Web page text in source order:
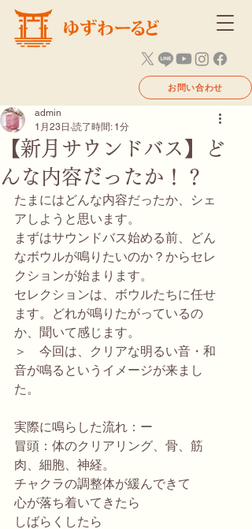
お問い合わせ
【新月サウンドバス】ど
んな内容だったか！？
admin
1月23日 読了時間: 1分
たまにはどんな内容だったか、シェ
アしようと思います。
まずはサウンドバス始める前、どん
なボウルが鳴りたいのか？からセレ
クションが始まります。
セレクションは、ボウルたちに任せ
ます。どれが鳴りたがっているの
か、聞いて感じます。
＞　今回は、クリアな明るい音・和
音が鳴るというイメージが来まし
た。
実際に鳴らした流れ：ー
冒頭：体のクリアリング、骨、筋
肉、細胞、神経。
チャクラの調整体が緩んできて
心が落ち着いてきたら
しばらくしたら